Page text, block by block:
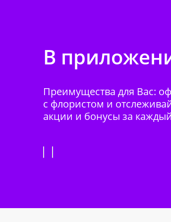
В
Преимущества для Вас:
с флористом и
акции и бонусы за